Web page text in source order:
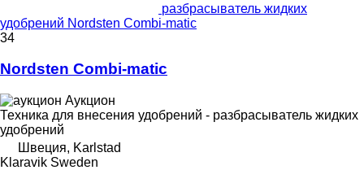
разбрасыватель жидких
удобрений Nordsten Combi-matic
34
Nordsten Combi-matic
Аукцион
Техника для внесения удобрений - разбрасыватель жидких
удобрений
Швеция, Karlstad
Klaravik Sweden